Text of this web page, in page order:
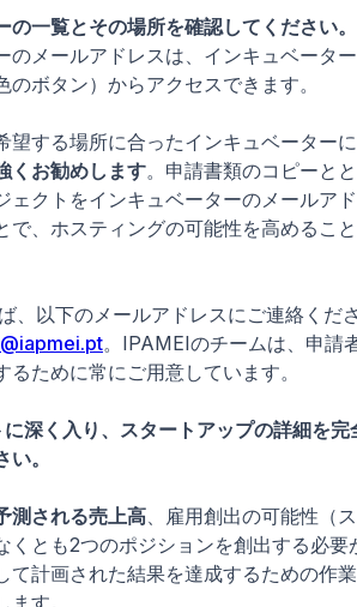
の一覧とその場所を確認してください。
のメールアドレスは、インキュベータ
のボタン）からアクセスできます。
望する場所に合ったインキュベーターに
くお勧めします。申請書類のコピーと
ェクトをインキュベーターのメールア
で、ホスティングの可能性を高めるこ
、以下のメールアドレスにご連絡くだ
。IPAMEIのチームは、申請
るために常にご用意しています。
深く入り、スタートアップの詳細を完
。
測される売上高 、雇用創出の可能性（
くとも2つのポジションを創出する必要
て計画された結果を達成するための作
す。